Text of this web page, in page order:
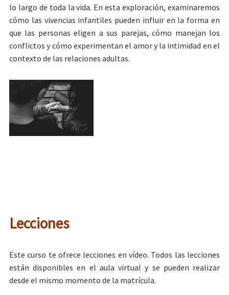
lo largo de toda la vida. En esta exploración, examinaremos
cómo las vivencias infantiles pueden influir en la forma en
que las personas eligen a sus parejas, cómo manejan los
conflictos y cómo experimentan el amor y la intimidad en el
contexto de las relaciones adultas.
Lecciones
Este curso te ofrece lecciones en vídeo. Todos las lecciones
están disponibles en el aula virtual y se pueden realizar
desde el mismo momento de la matrícula.